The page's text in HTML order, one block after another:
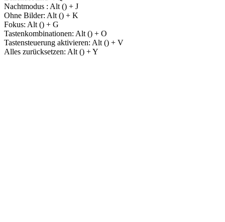
Nachtmodus : Alt () + J
Ohne Bilder: Alt () + K
Fokus: Alt () + G
Tastenkombinationen: Alt () + O
Tastensteuerung aktivieren: Alt () + V
Alles zurücksetzen: Alt () + Y